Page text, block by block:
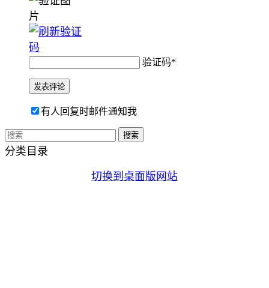
验证码*
有人回复时邮件通知我
分类目录
切换到桌面版网站